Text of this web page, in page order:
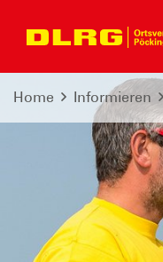
Home Informieren